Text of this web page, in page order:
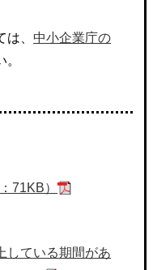
、 中小企業庁の
71KB）
している期間があ